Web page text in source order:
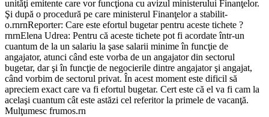
unităţi emitente care vor funcţiona cu avizul ministerului Finanţelor.
Şi după o procedură pe care ministerul Finanţelor a stabilit-
o.rnrnReporter: Care este efortul bugetar pentru aceste tichete ?
rnrnElena Udrea: Pentru că aceste tichete pot fi acordate într-un
cuantum de la un salariu la şase salarii minime în funcţie de
angajator, atunci când este vorba de un angajator din sectorul
bugetar, dar şi în funcţie de negocierile dintre angajator şi angajat,
când vorbim de sectorul privat. În acest moment este dificil să
apreciem exact care va fi efortul bugetar. Cert este că el va fi cam la
acelaşi cuantum cât este astăzi cel referitor la primele de vacanţă.
Mulţumesc frumos.rn